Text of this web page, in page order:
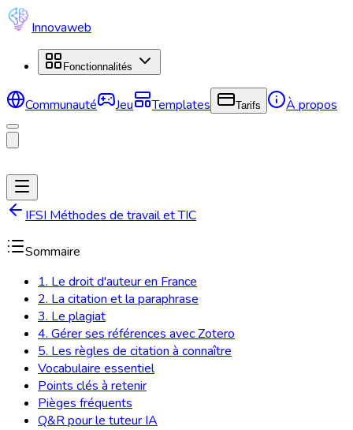
Innovaweb
Fonctionnalités
Communauté Jeu Templates Tarifs À propos
IFSI Méthodes de travail et TIC
Sommaire
1. Le droit d'auteur en France
2. La citation et la paraphrase
3. Le plagiat
4. Gérer ses références avec Zotero
5. Les règles de citation à connaître
Vocabulaire essentiel
Points clés à retenir
Pièges fréquents
Q&R pour le tuteur IA